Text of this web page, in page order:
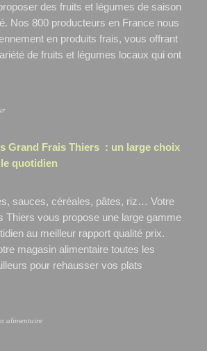
des fruits et légumes de saison
Nos 800 producteurs en France nous
en produits frais, vous offrant
de fruits et légumes locaux qui ont
Grand Frais Thiers : un large choix
quotidien
sauces, céréales, pâtes, riz… Votre
Thiers vous propose une large gamme
au meilleur rapport qualité prix.
magasin alimentaire toutes les
pour rehausser vos plats
alimentaire